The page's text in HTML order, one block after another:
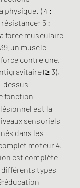
physique. ) 4 :
5 :
force musculaire
muscle
contre une.
(≥ 3),
dessus
fonction
est la
sensoriels
dans les
moteur 4.
est complète
types